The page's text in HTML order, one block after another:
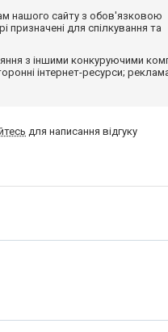
нашого сайту з обов'язковою
для спілкування та
з іншими конкуруючими
інтернет-ресурси;
для написання відгуку